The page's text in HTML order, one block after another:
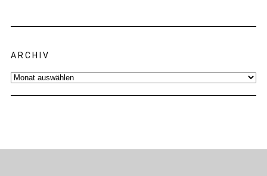
ARCHIV
Archiv